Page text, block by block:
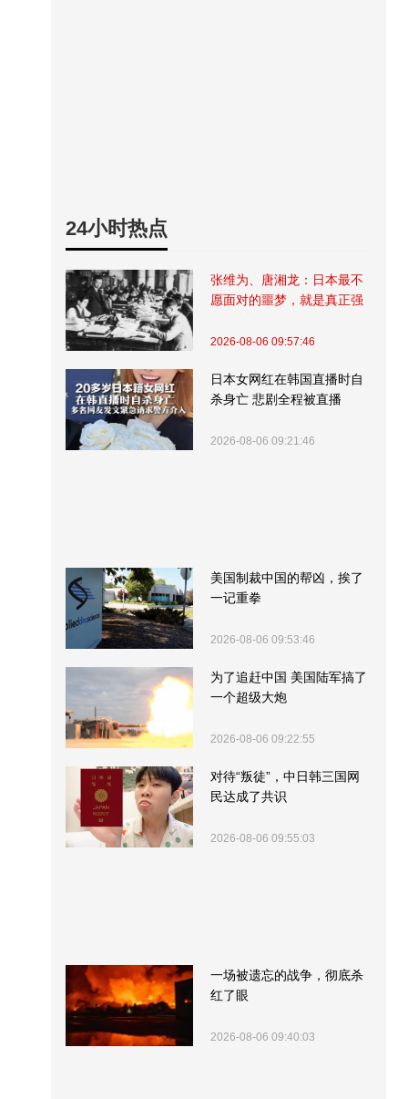
24小时热点
张维为、唐湘龙：日本最不
愿面对的噩梦，就是真正强
2026-08-06 09:57:46
日本女网红在韩国直播时自
杀身亡 悲剧全程被直播
2026-08-06 09:21:46
美国制裁中国的帮凶，挨了
一记重拳
2026-08-06 09:53:46
为了追赶中国 美国陆军搞了
一个超级大炮
2026-08-06 09:22:55
对待“叛徒”，中日韩三国网
民达成了共识
2026-08-06 09:55:03
一场被遗忘的战争，彻底杀
红了眼
2026-08-06 09:40:03